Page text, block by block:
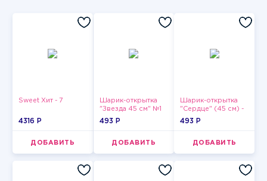
Sweet Хит - 7
4316 P
ДОБАВИТЬ
Шарик-открытка
"Звезда 45 см" №1
493 P
ДОБАВИТЬ
Шарик-открытка
"Сердце" (45 см) -
2
493 P
ДОБАВИТЬ